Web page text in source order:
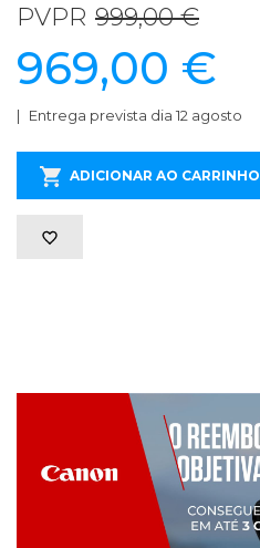
PVPR 999,00 €
969,00 €
Entrega prevista dia 12 agosto
ADICIONAR AO CARRINHO